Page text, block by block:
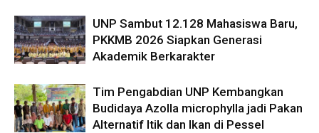
UNP Sambut 12.128 Mahasiswa Baru,
PKKMB 2026 Siapkan Generasi
Akademik Berkarakter
Tim Pengabdian UNP Kembangkan
Budidaya Azolla microphylla jadi Pakan
Alternatif Itik dan Ikan di Pessel